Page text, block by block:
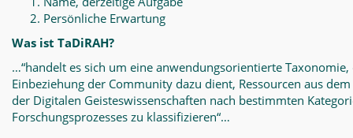
Persönliche Erwartung
Was ist TaDiRAH?
…“handelt es sich um eine anwendungsorientierte
Einbeziehung der Community dazu dient, Ressourcen aus
der Digitalen Geisteswissenschaften nach bestimmten
Forschungsprozesses zu klassifizieren“…